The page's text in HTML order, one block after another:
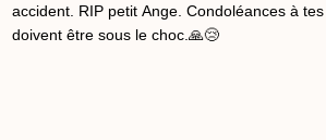
accident. RIP petit Ange. Condoléances à
doivent être sous le choc.🙏😢